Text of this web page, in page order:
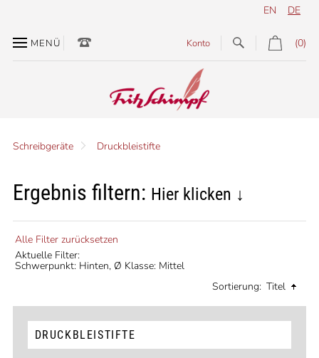
DE
EN
MENÜ (0)
Konto
Schreibgeräte Druckbleistifte
Ergebnis filtern: Hier klicken ↓
Alle Filter zurücksetzen
Aktuelle Filter:
Schwerpunkt: Hinten, Ø Klasse: Mittel
Sortierung: Titel
DRUCKBLEISTIFTE